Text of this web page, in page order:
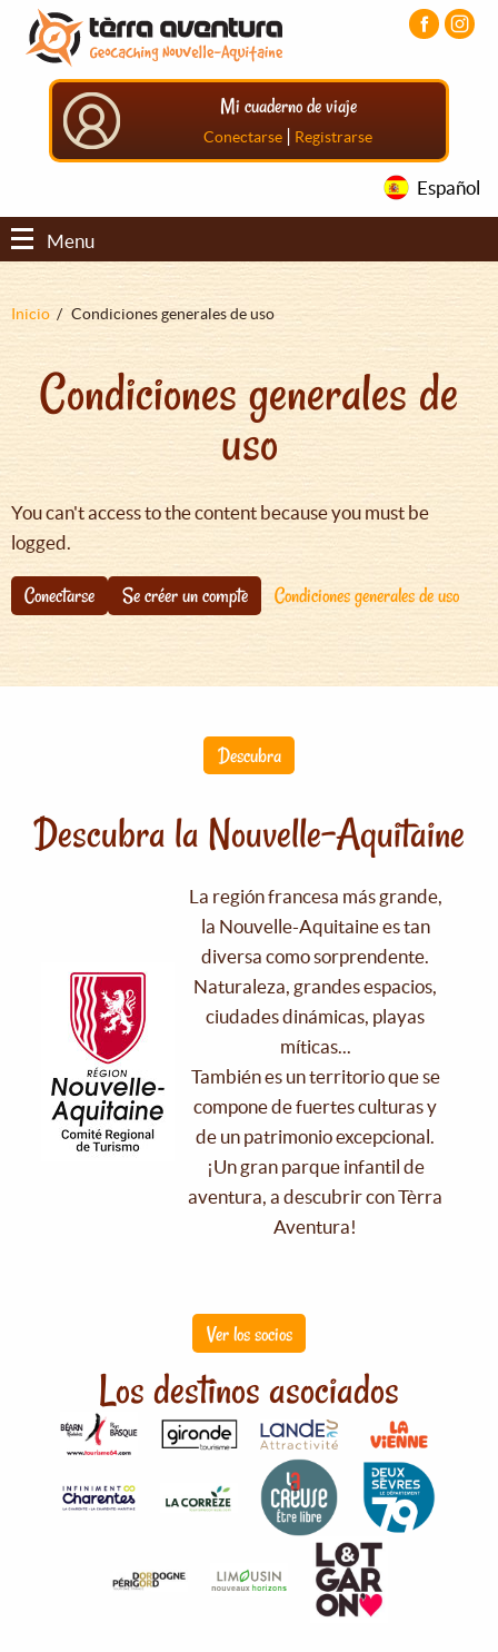
Pasar
contenido
principal
Pasar
menú
principal
Pasar
principal
Mi cuaderno de viaje
Conectarse | Registrarse
Español
Menu
Sobrescribir
ayuda
navegación
Inicio Condiciones generales de uso
Condiciones generales de
uso
You can't access to the content because you must be
logged.
Conectarse Se créer un compte Condiciones generales de uso
Descubra
Descubra la Nouvelle-Aquitaine
La región francesa más grande,
la Nouvelle-Aquitaine es tan
diversa como sorprendente.
Naturaleza, grandes espacios,
ciudades dinámicas, playas
míticas...
También es un territorio que se
compone de fuertes culturas y
de un patrimonio excepcional.
¡Un gran parque infantil de
aventura, a descubrir con Tèrra
Aventura!
Ver los socios
Los destinos asociados